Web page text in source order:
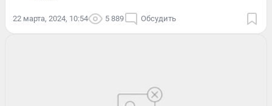
22 марта, 2024, 10:54 5 889 Обсудить